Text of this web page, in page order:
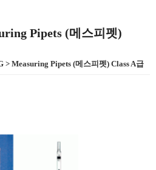
Pipets (메스피펫)
> Measuring Pipets (메스피펫) Class A급